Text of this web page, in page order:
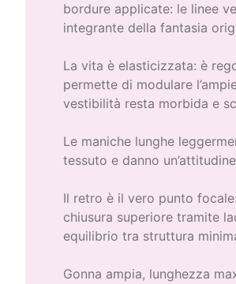
bordure applicate: le linee
integrante della fantasia
La vita è elasticizzata: è
permette di modulare
vestibilità resta morbida e
Le maniche lunghe
tessuto e danno
Il retro è il vero punto
chiusura superiore tramite
equilibrio tra struttura
Gonna ampia, lunghezza